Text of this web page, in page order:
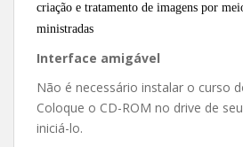
criação e tratamento de imagens por
ministradas
Interface amigável
Não é necessário instalar o curso
Coloque o CD-ROM no drive de
iniciá-lo.